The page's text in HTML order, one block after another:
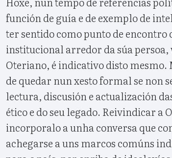
función de guía e de exemplo de
ter sentido como punto de encontro
institucional arredor da súa
Oteriano, é indicativo disto mesmo.
de quedar nun xesto formal se non
lectura, discusión e actualización
ético e do seu legado. Reivindicar a
incorporalo a unha conversa que
achegarse a uns marcos comúns